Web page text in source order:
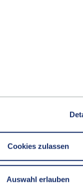
Cookies zulassen
Auswahl erlauben
Kontakt
Hochschule Reutlingen